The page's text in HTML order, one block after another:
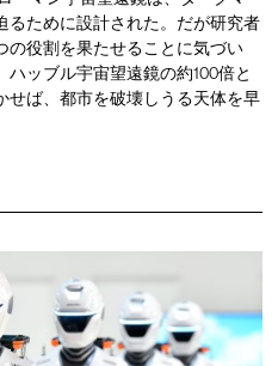
るために設計された。だが研究者
の役割を果たせることに気づい
ッブル宇宙望遠鏡の約100倍と
せば、都市を破壊しうる天体を早